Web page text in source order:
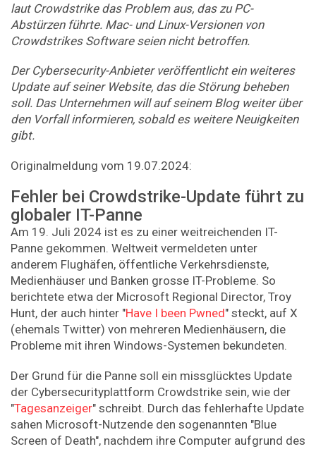
laut Crowdstrike das Problem aus, das zu PC-
Abstürzen führte. Mac- und Linux-Versionen von
Crowdstrikes Software seien nicht betroffen.
Der Cybersecurity-Anbieter veröffentlicht ein weiteres
Update auf seiner Website, das die Störung beheben
soll. Das Unternehmen will auf seinem Blog weiter über
den Vorfall informieren, sobald es weitere Neuigkeiten
gibt.
Originalmeldung vom 19.07.2024:
Fehler bei Crowdstrike-Update führt zu
globaler IT-Panne
Am 19. Juli 2024 ist es zu einer weitreichenden IT-
Panne gekommen. Weltweit vermeldeten unter
anderem Flughäfen, öffentliche Verkehrsdienste,
Medienhäuser und Banken grosse IT-Probleme. So
berichtete etwa der Microsoft Regional Director, Troy
Hunt, der auch hinter "Have I been Pwned" steckt, auf X
(ehemals Twitter) von mehreren Medienhäusern, die
Probleme mit ihren Windows-Systemen bekundeten.
Der Grund für die Panne soll ein missglücktes Update
der Cybersecurityplattform Crowdstrike sein, wie der
"Tagesanzeiger" schreibt. Durch das fehlerhafte Update
sahen Microsoft-Nutzende den sogenannten "Blue
Screen of Death", nachdem ihre Computer aufgrund des